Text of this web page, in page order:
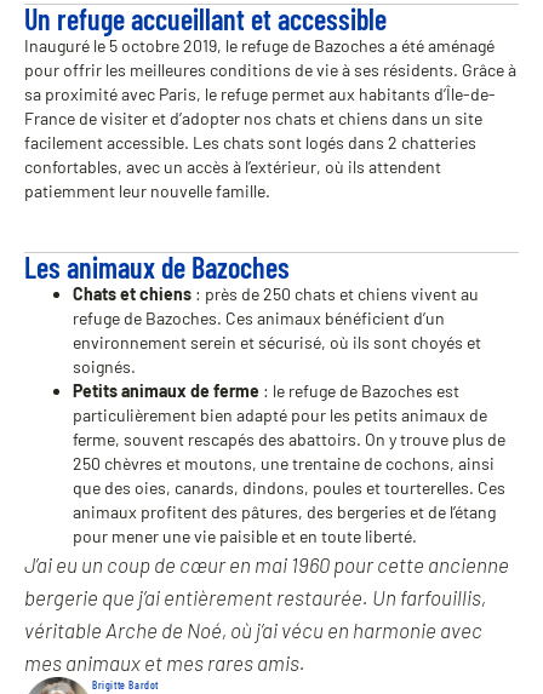
Un refuge accueillant et accessible
Inauguré le 5 octobre 2019, le refuge de Bazoches a été aménagé
pour offrir les meilleures conditions de vie à ses résidents. Grâce à
sa proximité avec Paris, le refuge permet aux habitants d’Île-de-
France de visiter et d’adopter nos chats et chiens dans un site
facilement accessible. Les chats sont logés dans 2 chatteries
confortables, avec un accès à l’extérieur, où ils attendent
patiemment leur nouvelle famille.
Les animaux de Bazoches
Chats et chiens : près de 250 chats et chiens vivent au
refuge de Bazoches. Ces animaux bénéficient d’un
environnement serein et sécurisé, où ils sont choyés et
soignés.
Petits animaux de ferme : le refuge de Bazoches est
particulièrement bien adapté pour les petits animaux de
ferme, souvent rescapés des abattoirs. On y trouve plus de
250 chèvres et moutons, une trentaine de cochons, ainsi
que des oies, canards, dindons, poules et tourterelles. Ces
animaux profitent des pâtures, des bergeries et de l’étang
pour mener une vie paisible et en toute liberté.
J’ai eu un coup de cœur en mai 1960 pour cette ancienne
bergerie que j’ai entièrement restaurée. Un farfouillis,
véritable Arche de Noé, où j’ai vécu en harmonie avec
mes animaux et mes rares amis.
Brigitte Bardot